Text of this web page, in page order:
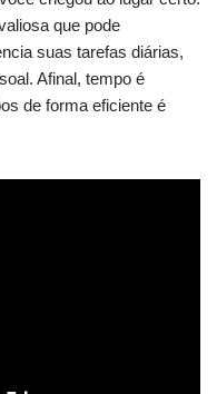
que pode
suas tarefas diárias,
Afinal, tempo é
de forma eficiente é